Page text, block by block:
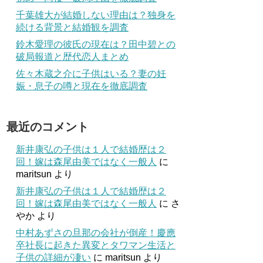
千葉雄大が結婚しない理由は？独身を
続ける背景と結婚観を調査
鈴木愛理の彼氏の現在は？田中碧との
破局報道と歴代恋人まとめ
佐々木蔵之介に子供はいる？妻の妊
娠・息子の噂と現在を徹底調査
最近のコメント
新井康弘の子供は１人で結婚歴は２
回！嫁は森尾由美ではなく一般人 に
maritsun より
新井康弘の子供は１人で結婚歴は２
回！嫁は森尾由美ではなく一般人 に さ
やか より
中村あずさの旦那の会社が倒産！慶應
卒社長に起きた異変とタワマン生活と
子供の詳細が凄い に maritsun より